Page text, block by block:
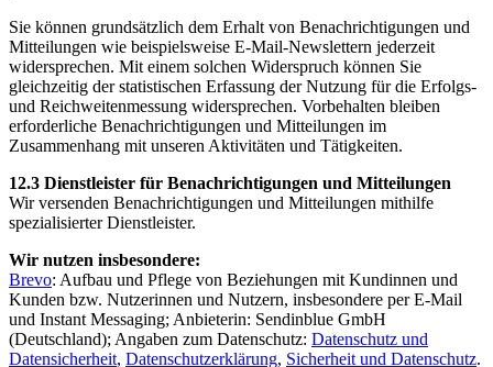
Sie können grundsätzlich dem Erhalt von Benachrichtigungen und
Mitteilungen wie beispielsweise E-Mail-Newslettern jederzeit
widersprechen. Mit einem solchen Widerspruch können Sie
gleichzeitig der statistischen Erfassung der Nutzung für die Erfolgs-
und Reichweitenmessung widersprechen. Vorbehalten bleiben
erforderliche Benachrichtigungen und Mitteilungen im
Zusammenhang mit unseren Aktivitäten und Tätigkeiten.
12.3 Dienstleister für Benachrichtigungen und Mitteilungen
Wir versenden Benachrichtigungen und Mitteilungen mithilfe
spezialisierter Dienstleister.
Wir nutzen insbesondere:
Brevo: Aufbau und Pflege von Beziehungen mit Kundinnen und
Kunden bzw. Nutzerinnen und Nutzern, insbesondere per E-Mail
und Instant Messaging; Anbieterin: Sendinblue GmbH
(Deutschland); Angaben zum Datenschutz: Datenschutz und
Datensicherheit, Datenschutzerklärung, Sicherheit und Datenschutz.